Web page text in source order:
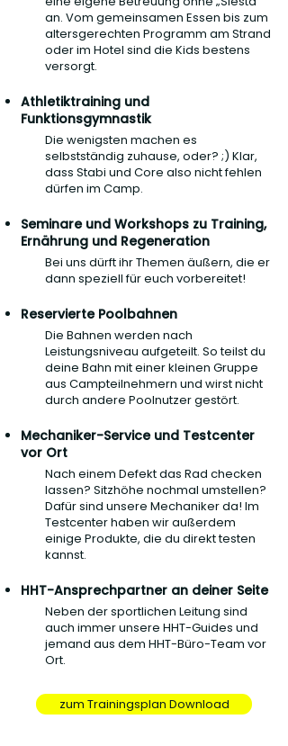
an. Vom gemeinsamen Essen bis zum
altersgerechten Programm am Strand
oder im Hotel sind die Kids bestens
versorgt.
Athletiktraining und
Funktionsgymnastik
Die wenigsten machen es
selbstständig zuhause, oder? ;) Klar,
dass Stabi und Core also nicht fehlen
dürfen im Camp.
Seminare und Workshops zu Training,
Ernährung und Regeneration
Bei uns dürft ihr Themen äußern, die er
dann speziell für euch vorbereitet!
Reservierte Poolbahnen
Die Bahnen werden nach
Leistungsniveau aufgeteilt. So teilst du
deine Bahn mit einer kleinen Gruppe
aus Campteilnehmern und wirst nicht
durch andere Poolnutzer gestört.
Mechaniker-Service und Testcenter
vor Ort
Nach einem Defekt das Rad checken
lassen? Sitzhöhe nochmal umstellen?
Dafür sind unsere Mechaniker da! Im
Testcenter haben wir außerdem
einige Produkte, die du direkt testen
kannst.
HHT-Ansprechpartner an deiner Seite
Neben der sportlichen Leitung sind
auch immer unsere HHT-Guides und
jemand aus dem HHT-Büro-Team vor
Ort.
zum Trainingsplan Download